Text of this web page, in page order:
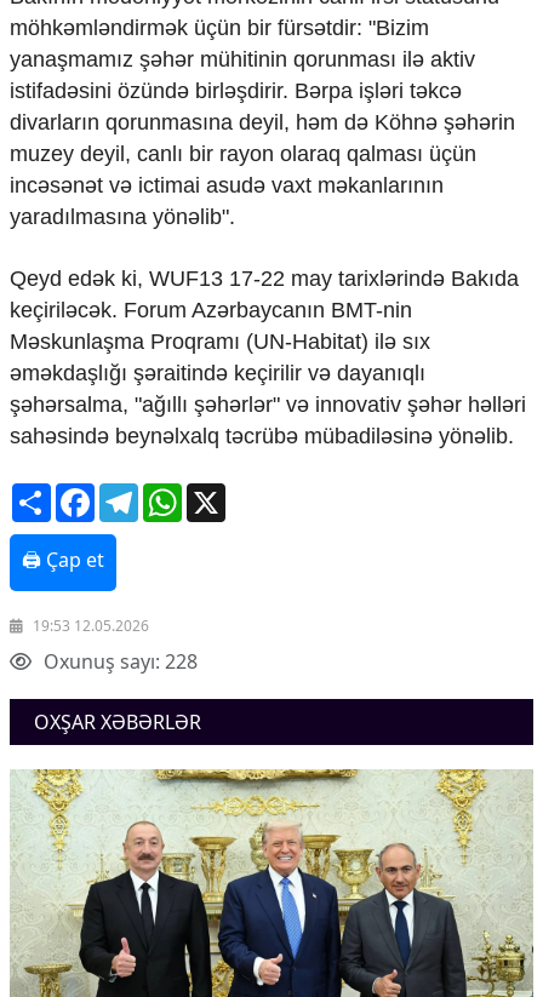
möhkəmləndirmək üçün bir fürsətdir: "Bizim
yanaşmamız şəhər mühitinin qorunması ilə aktiv
istifadəsini özündə birləşdirir. Bərpa işləri təkcə
divarların qorunmasına deyil, həm də Köhnə şəhərin
muzey deyil, canlı bir rayon olaraq qalması üçün
incəsənət və ictimai asudə vaxt məkanlarının
yaradılmasına yönəlib".
Qeyd edək ki, WUF13 17-22 may tarixlərində Bakıda
keçiriləcək. Forum Azərbaycanın BMT-nin
Məskunlaşma Proqramı (UN-Habitat) ilə sıx
əməkdaşlığı şəraitində keçirilir və dayanıqlı
şəhərsalma, "ağıllı şəhərlər" və innovativ şəhər həlləri
sahəsində beynəlxalq təcrübə mübadiləsinə yönəlib.
ShareFacebookTelegramWhatsApp
🖨 Çap et
19:53 12.05.2026
Oxunuş sayı: 228
OXŞAR XƏBƏRLƏR